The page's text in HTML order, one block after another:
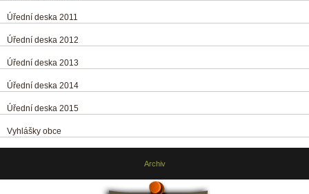
Úřední deska 2011
Úřední deska 2012
Úřední deska 2013
Úřední deska 2014
Úřední deska 2015
Vyhlášky obce
Archiv